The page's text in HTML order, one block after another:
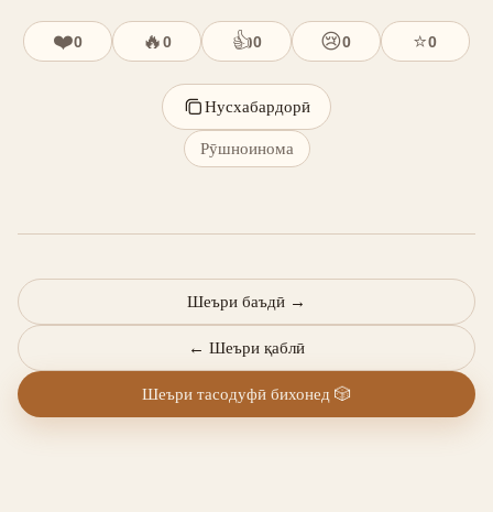
❤️0 🔥0 👍0 😢0 ⭐0
Нусхабардорӣ
Рӯшноинома
← Шеъри қаблӣ
Шеъри баъдӣ →
Шеъри тасодуфӣ бихонед 🎲